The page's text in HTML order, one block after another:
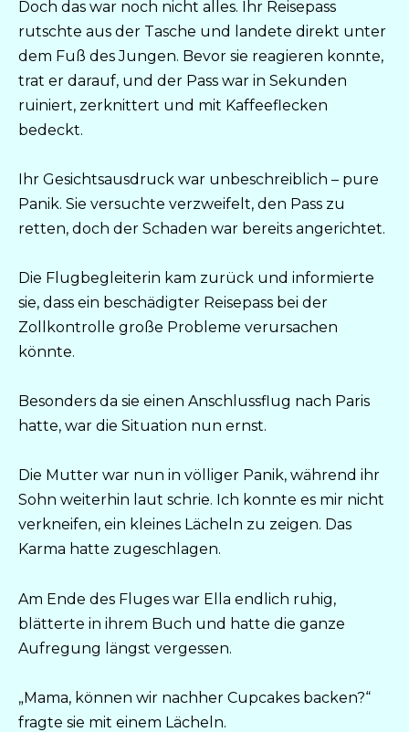
Doch das war noch nicht alles. Ihr Reisepass
rutschte aus der Tasche und landete direkt unter
dem Fuß des Jungen. Bevor sie reagieren konnte,
trat er darauf, und der Pass war in Sekunden
ruiniert, zerknittert und mit Kaffeeflecken
bedeckt.
Ihr Gesichtsausdruck war unbeschreiblich – pure
Panik. Sie versuchte verzweifelt, den Pass zu
retten, doch der Schaden war bereits angerichtet.
Die Flugbegleiterin kam zurück und informierte
sie, dass ein beschädigter Reisepass bei der
Zollkontrolle große Probleme verursachen
könnte.
Besonders da sie einen Anschlussflug nach Paris
hatte, war die Situation nun ernst.
Die Mutter war nun in völliger Panik, während ihr
Sohn weiterhin laut schrie. Ich konnte es mir nicht
verkneifen, ein kleines Lächeln zu zeigen. Das
Karma hatte zugeschlagen.
Am Ende des Fluges war Ella endlich ruhig,
blätterte in ihrem Buch und hatte die ganze
Aufregung längst vergessen.
„Mama, können wir nachher Cupcakes backen?“
fragte sie mit einem Lächeln.